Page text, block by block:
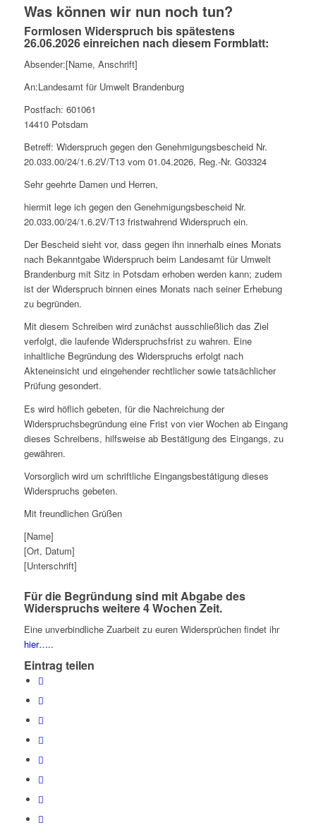
Was können wir nun noch tun?
Formlosen Widerspruch bis spätestens
26.06.2026 einreichen nach diesem Formblatt:
Absender:[Name, Anschrift]
An:Landesamt für Umwelt Brandenburg
Postfach: 601061
14410 Potsdam
Betreff: Widerspruch gegen den Genehmigungsbescheid Nr.
20.033.00/24/1.6.2V/T13 vom 01.04.2026, Reg.-Nr. G03324
Sehr geehrte Damen und Herren,
hiermit lege ich gegen den Genehmigungsbescheid Nr.
20.033.00/24/1.6.2V/T13 fristwahrend Widerspruch ein.
Der Bescheid sieht vor, dass gegen ihn innerhalb eines Monats
nach Bekanntgabe Widerspruch beim Landesamt für Umwelt
Brandenburg mit Sitz in Potsdam erhoben werden kann; zudem
ist der Widerspruch binnen eines Monats nach seiner Erhebung
zu begründen.
Mit diesem Schreiben wird zunächst ausschließlich das Ziel
verfolgt, die laufende Widerspruchsfrist zu wahren. Eine
inhaltliche Begründung des Widerspruchs erfolgt nach
Akteneinsicht und eingehender rechtlicher sowie tatsächlicher
Prüfung gesondert.
Es wird höflich gebeten, für die Nachreichung der
Widerspruchsbegründung eine Frist von vier Wochen ab Eingang
dieses Schreibens, hilfsweise ab Bestätigung des Eingangs, zu
gewähren.
Vorsorglich wird um schriftliche Eingangsbestätigung dieses
Widerspruchs gebeten.
Mit freundlichen Grüßen
[Name]
[Ort, Datum]
[Unterschrift]
Für die Begründung sind mit Abgabe des
Widerspruchs weitere 4 Wochen Zeit.
Eine unverbindliche Zuarbeit zu euren Widersprüchen findet ihr
hier…..
Eintrag teilen